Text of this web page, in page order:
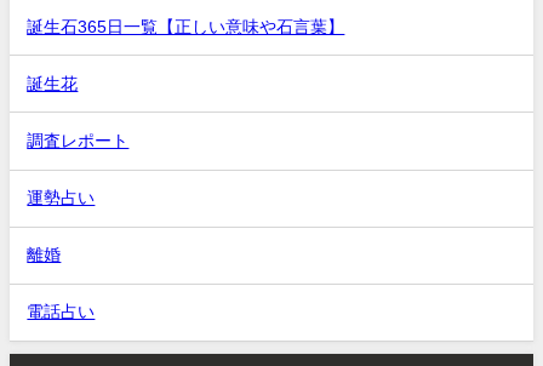
誕生石365日一覧【正しい意味や石言葉】
誕生花
調査レポート
運勢占い
離婚
電話占い